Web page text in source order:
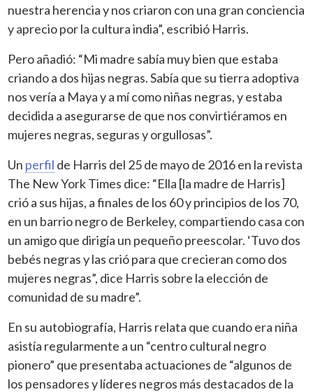
nuestra herencia y nos criaron con una gran conciencia
y aprecio por la cultura india”, escribió Harris.
Pero añadió: “Mi madre sabía muy bien que estaba
criando a dos hijas negras. Sabía que su tierra adoptiva
nos vería a Maya y a mí como niñas negras, y estaba
decidida a asegurarse de que nos convirtiéramos en
mujeres negras, seguras y orgullosas”.
Un perfil de Harris del 25 de mayo de 2016 en la revista
The New York Times dice: “Ella [la madre de Harris]
crió a sus hijas, a finales de los 60 y principios de los 70,
en un barrio negro de Berkeley, compartiendo casa con
un amigo que dirigía un pequeño preescolar. ‘Tuvo dos
bebés negras y las crió para que crecieran como dos
mujeres negras”, dice Harris sobre la elección de
comunidad de su madre”.
En su autobiografía, Harris relata que cuando era niña
asistía regularmente a un “centro cultural negro
pionero” que presentaba actuaciones de “algunos de
los pensadores y líderes negros más destacados de la